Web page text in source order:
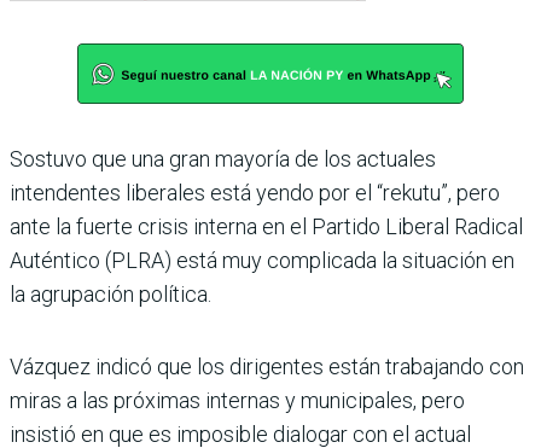
Sostuvo que una gran mayoría de los actuales
intendentes liberales está yendo por el “rekutu”, pero
ante la fuerte crisis interna en el Partido Liberal Radical
Auténtico (PLRA) está muy complicada la situación en
la agrupación política.
Vázquez indicó que los dirigentes están trabajando con
miras a las próximas internas y municipales, pero
insistió en que es imposible dialogar con el actual